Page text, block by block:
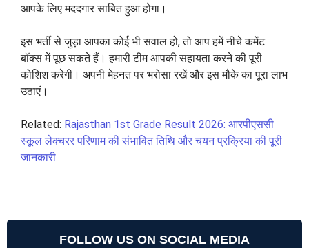
आपके लिए मददगार साबित हुआ होगा।
इस भर्ती से जुड़ा आपका कोई भी सवाल हो, तो आप हमें नीचे कमेंट
बॉक्स में पूछ सकते हैं। हमारी टीम आपकी सहायता करने की पूरी
कोशिश करेगी। अपनी मेहनत पर भरोसा रखें और इस मौके का पूरा लाभ
उठाएं।
Related: Rajasthan 1st Grade Result 2026: आरपीएससी
स्कूल लेक्चरर परिणाम की संभावित तिथि और चयन प्रक्रिया की पूरी
जानकारी
FOLLOW US ON SOCIAL MEDIA